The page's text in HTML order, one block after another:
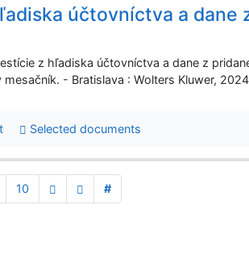
účtovníctva a dane
z hľadiska účtovníctva a dane z
- Bratislava : Wolters Kluwer,
Selected documents
10 #